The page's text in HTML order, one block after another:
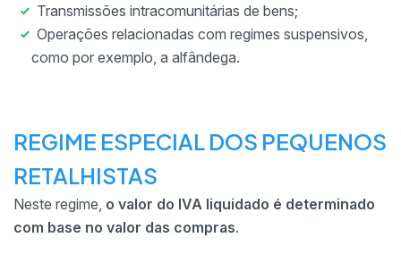
Transmissões intracomunitárias de bens;
Operações relacionadas com regimes suspensivos,
como por exemplo, a alfândega.
REGIME ESPECIAL DOS PEQUENOS
RETALHISTAS
Neste regime, o valor do IVA liquidado é determinado
com base no valor das compras.